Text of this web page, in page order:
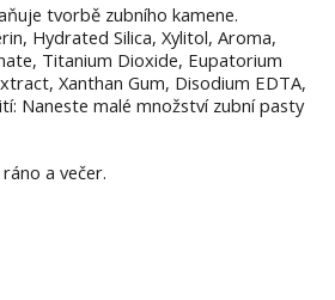
tvorbě zubního kamene.
Hydrated Silica, Xylitol, Aroma,
Titanium Dioxide, Eupatorium
Xanthan Gum, Disodium EDTA,
Naneste malé množství zubní pasty
a večer.